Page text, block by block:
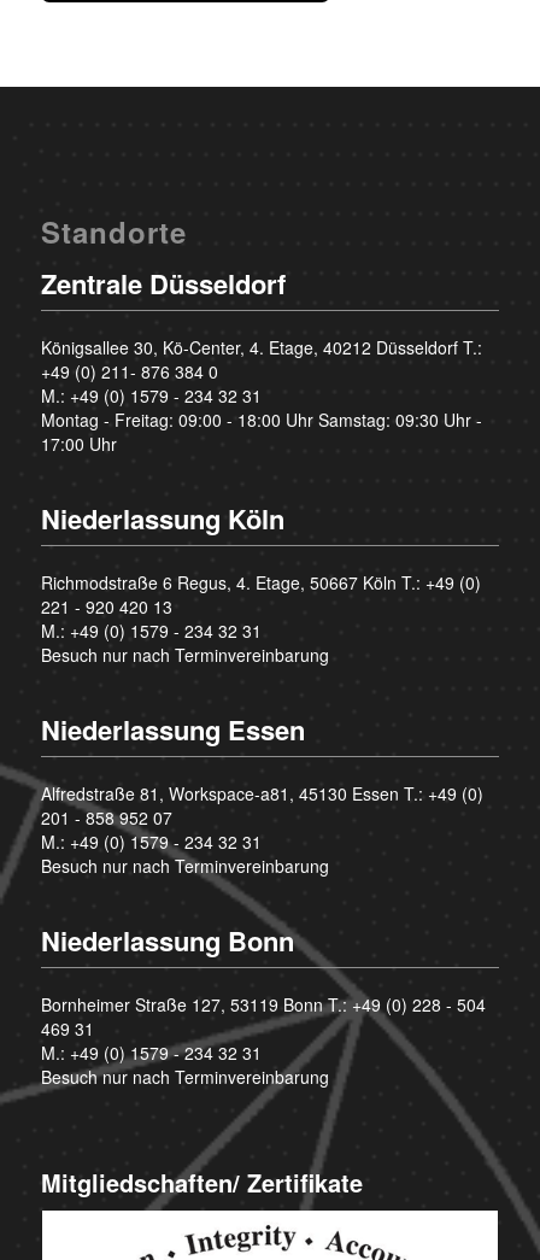
Standorte
Zentrale Düsseldorf
Königsallee 30, Kö-Center, 4. Etage, 40212 Düsseldorf T.:
+49 (0) 211- 876 384 0
M.: +49 (0) 1579 - 234 32 31
Montag - Freitag: 09:00 - 18:00 Uhr Samstag: 09:30 Uhr -
17:00 Uhr
Niederlassung Köln
Richmodstraße 6 Regus, 4. Etage, 50667 Köln T.: +49 (0)
221 - 920 420 13
M.: +49 (0) 1579 - 234 32 31
Besuch nur nach Terminvereinbarung
Niederlassung Essen
Alfredstraße 81, Workspace-a81, 45130 Essen T.: +49 (0)
201 - 858 952 07
M.: +49 (0) 1579 - 234 32 31
Besuch nur nach Terminvereinbarung
Niederlassung Bonn
Bornheimer Straße 127, 53119 Bonn T.:+49 (0) 228 - 504
469 31
M.: +49 (0) 1579 - 234 32 31
Besuch nur nach Terminvereinbarung
Mitgliedschaften/ Zertifikate